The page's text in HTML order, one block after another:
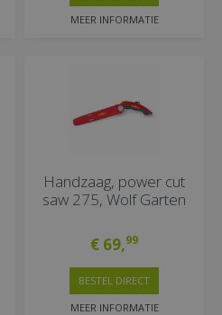
MEER INFORMATIE
Handzaag, power cut
saw 275, Wolf Garten
€ 69,99
MEER INFORMATIE
BESTEL DIRECT